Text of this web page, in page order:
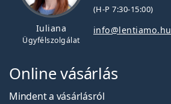
Iuliana
Ügyfélszolgálat
(H-P 7:30-15:00)
info@lentiamo.hu
Online vásárlás
Mindent a vásárlásról